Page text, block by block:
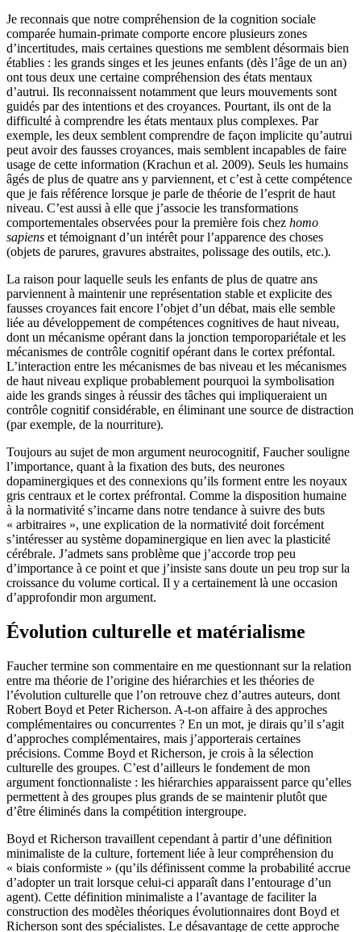
Je reconnais que notre compréhension de la cognition sociale
comparée humain-primate comporte encore plusieurs zones
d’incertitudes, mais certaines questions me semblent désormais bien
établies : les grands singes et les jeunes enfants (dès l’âge de un an)
ont tous deux une certaine compréhension des états mentaux
d’autrui. Ils reconnaissent notamment que leurs mouvements sont
guidés par des intentions et des croyances. Pourtant, ils ont de la
difficulté à comprendre les états mentaux plus complexes. Par
exemple, les deux semblent comprendre de façon implicite qu’autrui
peut avoir des fausses croyances, mais semblent incapables de faire
usage de cette information (Krachun et al. 2009). Seuls les humains
âgés de plus de quatre ans y parviennent, et c’est à cette compétence
que je fais référence lorsque je parle de théorie de l’esprit de haut
niveau. C’est aussi à elle que j’associe les transformations
comportementales observées pour la première fois chez homo
sapiens et témoignant d’un intérêt pour l’apparence des choses
(objets de parures, gravures abstraites, polissage des outils, etc.).
La raison pour laquelle seuls les enfants de plus de quatre ans
parviennent à maintenir une représentation stable et explicite des
fausses croyances fait encore l’objet d’un débat, mais elle semble
liée au développement de compétences cognitives de haut niveau,
dont un mécanisme opérant dans la jonction temporopariétale et les
mécanismes de contrôle cognitif opérant dans le cortex préfontal.
L’interaction entre les mécanismes de bas niveau et les mécanismes
de haut niveau explique probablement pourquoi la symbolisation
aide les grands singes à réussir des tâches qui impliqueraient un
contrôle cognitif considérable, en éliminant une source de distraction
(par exemple, de la nourriture).
Toujours au sujet de mon argument neurocognitif, Faucher souligne
l’importance, quant à la fixation des buts, des neurones
dopaminergiques et des connexions qu’ils forment entre les noyaux
gris centraux et le cortex préfrontal. Comme la disposition humaine
à la normativité s’incarne dans notre tendance à suivre des buts
« arbitraires », une explication de la normativité doit forcément
s’intéresser au système dopaminergique en lien avec la plasticité
cérébrale. J’admets sans problème que j’accorde trop peu
d’importance à ce point et que j’insiste sans doute un peu trop sur la
croissance du volume cortical. Il y a certainement là une occasion
d’approfondir mon argument.
Évolution culturelle et matérialisme
Faucher termine son commentaire en me questionnant sur la relation
entre ma théorie de l’origine des hiérarchies et les théories de
l’évolution culturelle que l’on retrouve chez d’autres auteurs, dont
Robert Boyd et Peter Richerson. A-t-on affaire à des approches
complémentaires ou concurrentes ? En un mot, je dirais qu’il s’agit
d’approches complémentaires, mais j’apporterais certaines
précisions. Comme Boyd et Richerson, je crois à la sélection
culturelle des groupes. C’est d’ailleurs le fondement de mon
argument fonctionnaliste : les hiérarchies apparaissent parce qu’elles
permettent à des groupes plus grands de se maintenir plutôt que
d’être éliminés dans la compétition intergroupe.
Boyd et Richerson travaillent cependant à partir d’une définition
minimaliste de la culture, fortement liée à leur compréhension du
« biais conformiste » (qu’ils définissent comme la probabilité accrue
d’adopter un trait lorsque celui-ci apparaît dans l’entourage d’un
agent). Cette définition minimaliste a l’avantage de faciliter la
construction des modèles théoriques évolutionnaires dont Boyd et
Richerson sont des spécialistes. Le désavantage de cette approche